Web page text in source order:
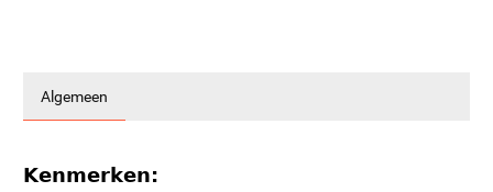
Algemeen
Kenmerken: